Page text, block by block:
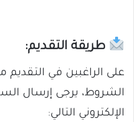
طريقة التقديم:
على الراغبين في
الشروط، يرجى إرسال
الإلكتروني التالي: